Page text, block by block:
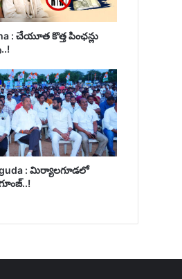
: చేయూత కొత్త పింఛన్లు
: మిర్యాలగూడలో